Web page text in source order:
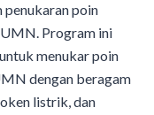
poin
Program ini
menukar poin
dengan beragam
listrik, dan